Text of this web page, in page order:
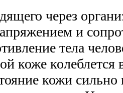
через
и
тела
коже колеблется
кожи сильно